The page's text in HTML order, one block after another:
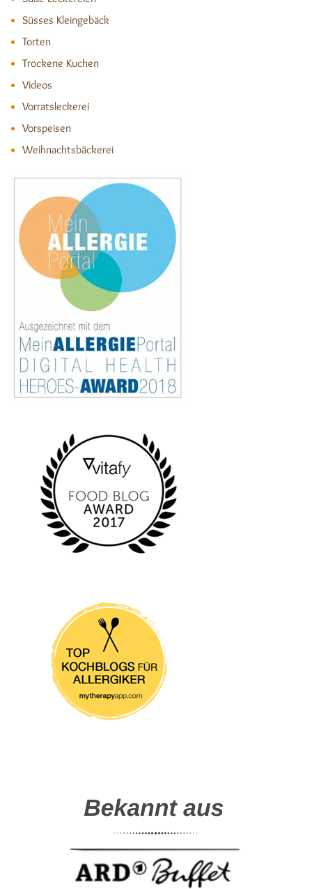
Süsses Kleingebäck
Torten
Trockene Kuchen
Videos
Vorratsleckerei
Vorspeisen
Weihnachtsbäckerei